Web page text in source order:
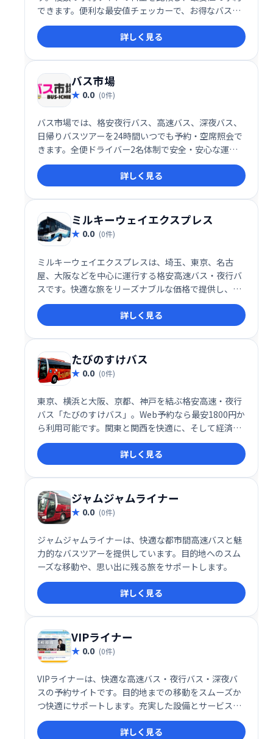
できます。便利な最安値チェッカーで、お得なバス旅
行を簡単に見つけられます。快適な旅を、ヨヤクトル
で！
詳しく見る
バス市場
0.0 (0件)
バス市場では、格安夜行バス、高速バス、深夜バス、
日帰りバスツアーを24時間いつでも予約・空席照会で
きます。全便ドライバー2名体制で安全・安心な運行
を徹底。お得で快適なバス旅行を、バス市場でぜひお
楽しみください。
詳しく見る
ミルキーウェイエクスプレス
0.0 (0件)
ミルキーウェイエクスプレスは、埼玉、東京、名古
屋、大阪などを中心に運行する格安高速バス・夜行バ
スです。快適な旅をリーズナブルな価格で提供し、目
的地までの移動をスムーズにサポートします。利便性
とコストパフォーマンスを両立した、お財布に優しい
バス旅行をお楽しみください。
詳しく見る
たびのすけバス
0.0 (0件)
東京、横浜と大阪、京都、神戸を結ぶ格安高速・夜行
バス「たびのすけバス」。Web予約なら最安1800円か
ら利用可能です。関東と関西を快適に、そして経済的
に移動したい方におすすめです。深夜バスなので、時
間を有効活用できます。詳しく見る
ジャムジャムライナー
0.0 (0件)
ジャムジャムライナーは、快適な都市間高速バスと魅
力的なバスツアーを提供しています。目的地へのスム
ーズな移動や、思い出に残る旅をサポートします。
詳しく見る
VIPライナー
0.0 (0件)
VIPライナーは、快適な高速バス・夜行バス・深夜バ
スの予約サイトです。目的地までの移動をスムーズか
つ快適にサポートします。充実した設備とサービス
で、旅の疲れを軽減。ストレスフリーな移動を実現
し、快適な旅をお届けします。
詳しく見る